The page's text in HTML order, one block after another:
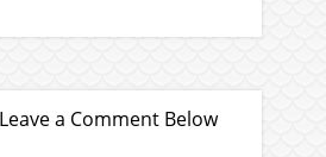
a Comment Below